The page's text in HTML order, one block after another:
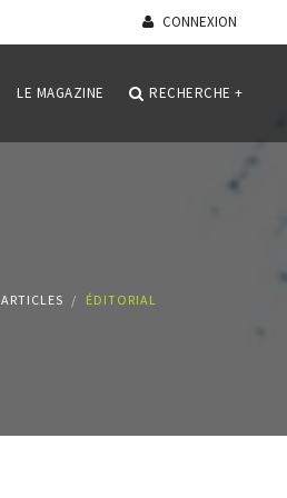
CONNEXION
RECHERCHE +
LE MAGAZINE
ARTICLES ÉDITORIAL